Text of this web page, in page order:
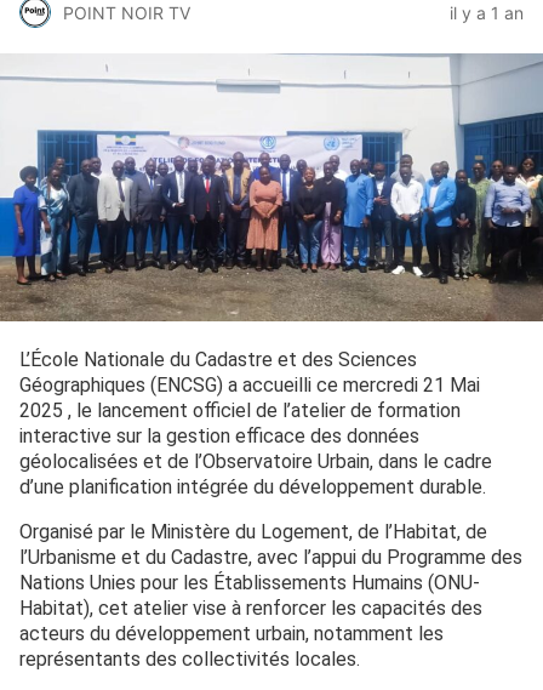
POINT NOIR TV il y a 1 an
L’École Nationale du Cadastre et des Sciences
Géographiques (ENCSG) a accueilli ce mercredi 21 Mai
2025 , le lancement officiel de l’atelier de formation
interactive sur la gestion efficace des données
géolocalisées et de l’Observatoire Urbain, dans le cadre
d’une planification intégrée du développement durable.
Organisé par le Ministère du Logement, de l’Habitat, de
l’Urbanisme et du Cadastre, avec l’appui du Programme des
Nations Unies pour les Établissements Humains (ONU-
Habitat), cet atelier vise à renforcer les capacités des
acteurs du développement urbain, notamment les
représentants des collectivités locales.